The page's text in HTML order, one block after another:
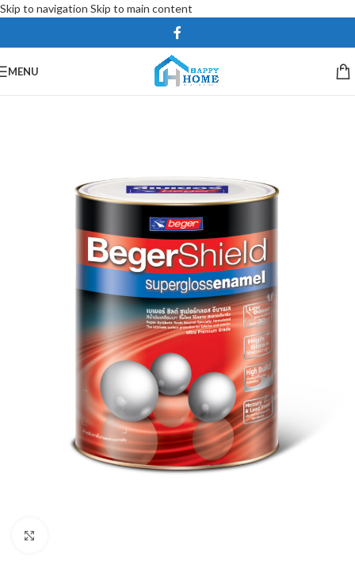
Skip to navigation Skip to main content
MENU